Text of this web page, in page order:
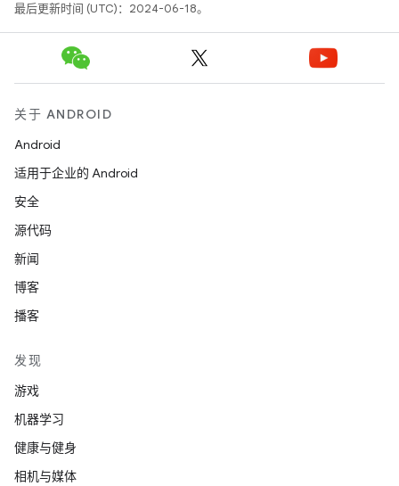
最后更新时间 (UTC)：2024-06-18。
关于 ANDROID
Android
适用于企业的 Android
安全
源代码
新闻
博客
播客
发现
游戏
机器学习
健康与健身
相机与媒体